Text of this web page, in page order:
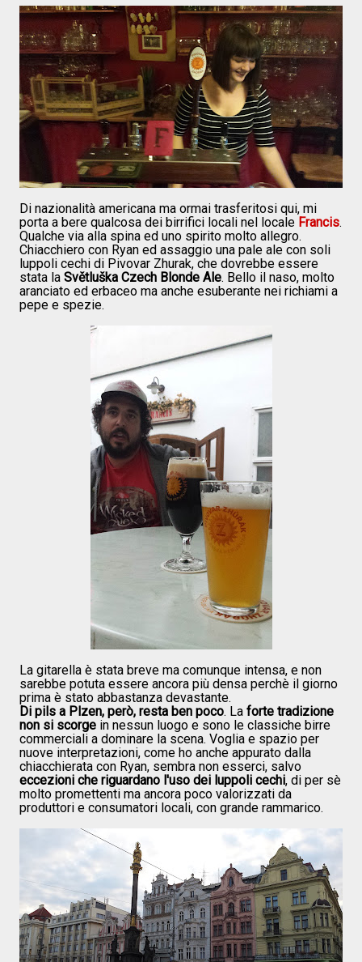
Di nazionalità americana ma ormai trasferitosi qui, mi
porta a bere qualcosa dei birrifici locali nel locale Francis.
Qualche via alla spina ed uno spirito molto allegro.
Chiacchiero con Ryan ed assaggio una pale ale con soli
luppoli cechi di Pivovar Zhurak, che dovrebbe essere
stata la Světluška Czech Blonde Ale. Bello il naso, molto
aranciato ed erbaceo ma anche esuberante nei richiami a
pepe e spezie.
La gitarella è stata breve ma comunque intensa, e non
sarebbe potuta essere ancora più densa perchè il giorno
prima è stato abbastanza devastante.
Di pils a Plzen, però, resta ben poco. La forte tradizione
non si scorge in nessun luogo e sono le classiche birre
commerciali a dominare la scena. Voglia e spazio per
nuove interpretazioni, come ho anche appurato dalla
chiacchierata con Ryan, sembra non esserci, salvo
eccezioni che riguardano l'uso dei luppoli cechi, di per sè
molto promettenti ma ancora poco valorizzati da
produttori e consumatori locali, con grande rammarico.